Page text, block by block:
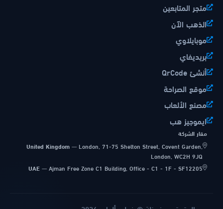
متجر المتابعين
الذهب الآن
موبايلاوي
بريديفاي
أنشئ QrCode
موقع الصراحة
مصنع الألعاب
ايموجيز هب
مقار الشركة
United Kingdom — London, 71-75 Shelton Street, Covent Garden,
London, WC2H 9JQ
UAE — Ajman Free Zone C1 Building, Office - C1 - 1F - SF12205